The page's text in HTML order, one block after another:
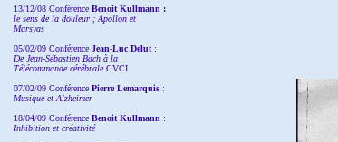
13/12/08 Conférence Benoit Kullmann :
le sens de la douleur ; Apollon et
Marsyas
05/02/09 Conférence Jean-Luc Delut :
De Jean-Sébastien Bach à la
Télécommande cérébraleCVCI
07/02/09 Conférence Pierre Lemarquis :
Musique et Alzheimer
18/04/09 Conférence Benoit Kullmann :
Inhibition et créativité